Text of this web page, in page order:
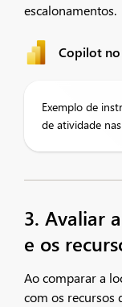
escalonamentos.
Copilot no
Exemplo de
de atividade
3. Avaliar
e os
Ao comparar a
com os